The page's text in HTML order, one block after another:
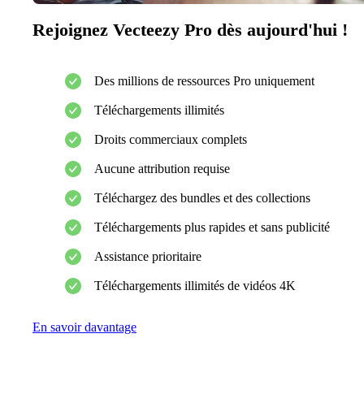
Rejoignez Vecteezy Pro dès aujourd'hui !
Des millions de ressources Pro uniquement
Téléchargements illimités
Droits commerciaux complets
Aucune attribution requise
Téléchargez des bundles et des collections
Téléchargements plus rapides et sans publicité
Assistance prioritaire
Téléchargements illimités de vidéos 4K
En savoir davantage